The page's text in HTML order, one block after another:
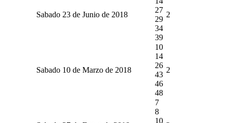
Sabado 23 de Junio de 2018
27
29
34
39
2
Sabado 10 de Marzo de 2018
10
14
26
43
46
48
2
7
8
10